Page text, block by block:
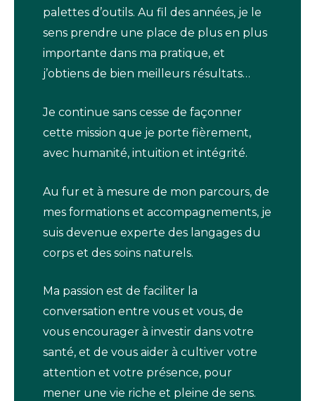
palettes d’outils. Au fil des années, je le
sens prendre une place de plus en plus
importante dans ma pratique, et
j’obtiens de bien meilleurs résultats…
Je continue sans cesse de façonner
cette mission que je porte fièrement,
avec humanité, intuition et intégrité.
Au fur et à mesure de mon parcours, de
mes formations et accompagnements, je
suis devenue experte des langages du
corps et des soins naturels.
Ma passion est de faciliter la
conversation entre vous et vous, de
vous encourager à investir dans votre
santé, et de vous aider à cultiver votre
attention et votre présence, pour
mener une vie riche et pleine de sens.